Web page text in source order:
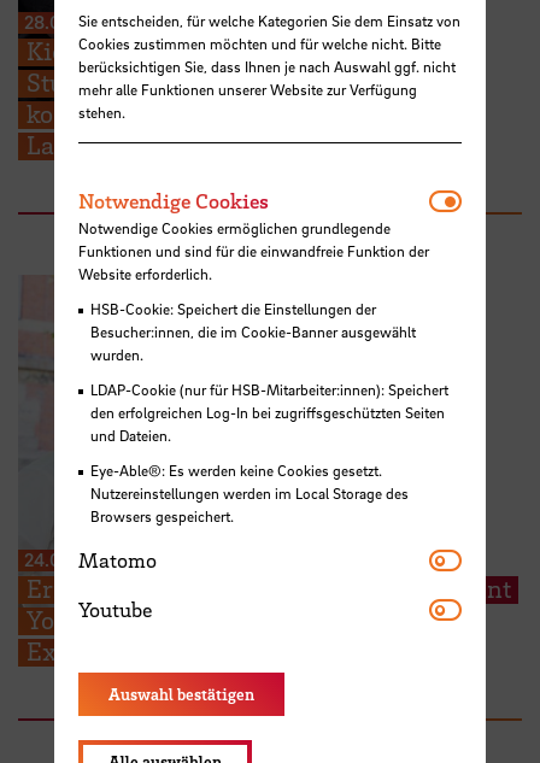
28.07.2026
Kieserling Stiftung ermöglicht 48
Studierenden der Hochschule Bremen
kostenlose Zertifikatskurse zur
Ladungssicherung
24.07.2026
Erfolg in Florenz: HSB-Doktorand gewinnt
Young Scientist Award der Society for
Experimental Biology
Sie entscheiden, für welche Kategorien Sie dem Einsatz von
Cookies zustimmen möchten und für welche nicht. Bitte
berücksichtigen Sie, dass Ihnen je nach Auswahl ggf. nicht
mehr alle Funktionen unserer Website zur Verfügung
stehen.
Notwendige Cookies
Notwendige Cookies ermöglichen grundlegende
Funktionen und sind für die einwandfreie Funktion der
Website erforderlich.
HSB-Cookie: Speichert die Einstellungen der
Besucher:innen, die im Cookie-Banner ausgewählt
wurden.
LDAP-Cookie (nur für HSB-Mitarbeiter:innen): Speichert
den erfolgreichen Log-In bei zugriffsgeschützten Seiten
und Dateien.
Eye-Able®: Es werden keine Cookies gesetzt.
Nutzereinstellungen werden im Local Storage des
Browsers gespeichert.
Matomo Matomo
Youtube Youtube
Auswahl bestätigen